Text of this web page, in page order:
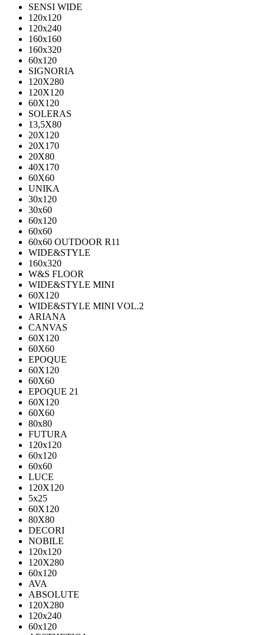
SENSI WIDE
120x120
120x240
160x160
160x320
60x120
SIGNORIA
120X280
120Х120
60X120
SOLERAS
13,5Х80
20Х120
20Х170
20Х80
40Х170
60Х60
UNIKA
30х120
30х60
60х120
60х60
60х60 OUTDOOR R11
WIDE&STYLE
160x320
W&S FLOOR
WIDE&STYLE MINI
60X120
WIDE&STYLE MINI VOL.2
ARIANA
CANVAS
60Х120
60Х60
EPOQUE
60X120
60X60
EPOQUE 21
60X120
60X60
80х80
FUTURA
120х120
60х120
60х60
LUCE
120X120
5x25
60X120
80X80
DECORI
NOBILE
120x120
120X280
60x120
AVA
ABSOLUTE
120X280
120х240
60х120